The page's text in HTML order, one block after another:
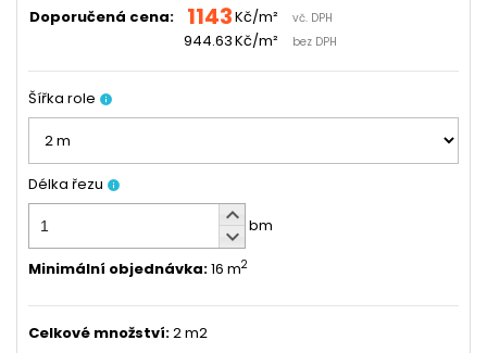
Doporučená cena: 1143Kč/m² vč. DPH
944.63Kč/m² bez DPH
Šířka role info
Délka řezu info
keyboard_arrow_up
keyboard_arrow_down bm
Minimální objednávka:16 m2
Celkové množství:2 m2